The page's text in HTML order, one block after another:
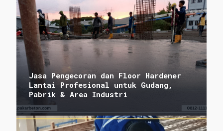
Jasa Pengecoran dan Floor Hardener
Lantai Profesional untuk Gudang,
Pabrik & Area Industri